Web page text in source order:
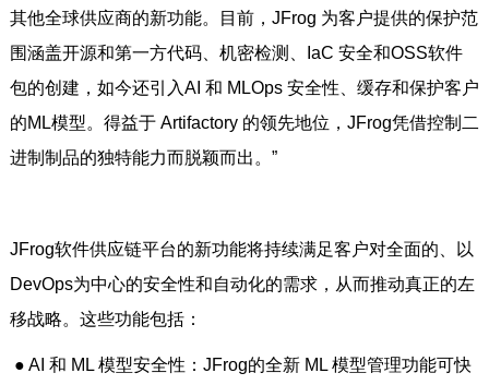
其他全球供应商的新功能。目前，JFrog 为客户提供的保护范
围涵盖开源和第一方代码、机密检测、IaC 安全和OSS软件
包的创建，如今还引入AI 和 MLOps 安全性、缓存和保护客户
的ML模型。得益于 Artifactory 的领先地位，JFrog凭借控制二
进制制品的独特能力而脱颖而出。”
JFrog软件供应链平台的新功能将持续满足客户对全面的、以
DevOps为中心的安全性和自动化的需求，从而推动真正的左
移战略。这些功能包括：
● AI 和 ML 模型安全性：JFrog的全新 ML 模型管理功能可快